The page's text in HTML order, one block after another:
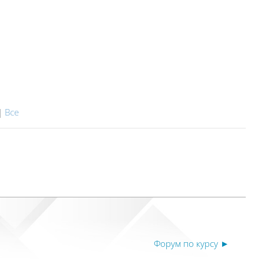
| Все
Форум по курсу ►